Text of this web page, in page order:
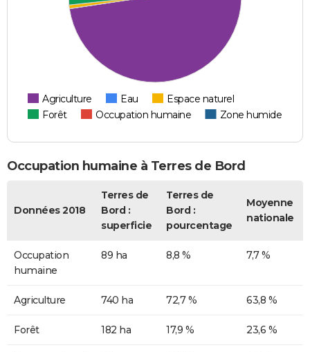
Agriculture Eau
Espace naturel
Forêt
Occupation humaine Zone humide
Occupation humaine à Terres de Bord
Données 2018
Terres de
Bord :
superficie
Terres de
Bord :
pourcentage
Moyenne
nationale
Occupation
humaine
89 ha 8,8 % 7,7 %
Agriculture 740 ha 72,7 % 63,8 %
Forêt 182 ha 17,9 % 23,6 %